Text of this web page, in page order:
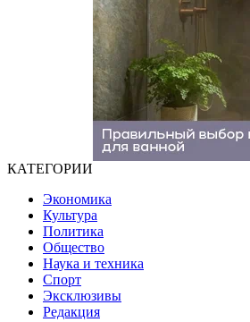
КАТЕГОРИИ
Экономика
Культура
Политика
Общество
Наука и техника
Спорт
Эксклюзивы
Редакция